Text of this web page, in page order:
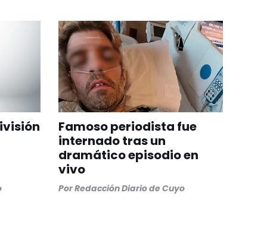
Famoso periodista fue
internado tras un
dramático episodio en
vivo
PorRedacción Diario de Cuyo